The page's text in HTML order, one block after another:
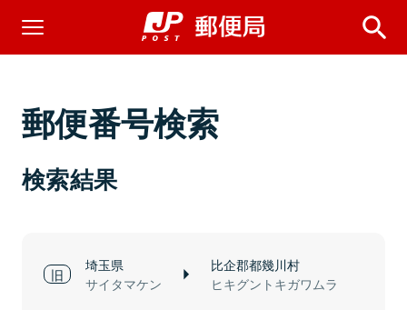
郵便番号検索
検索結果
埼玉県
サイタマケン
比企郡都幾川村
ヒキグントキガワムラ